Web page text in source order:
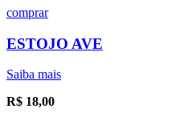
comprar
ESTOJO AVE
Saiba mais
R$ 18,00